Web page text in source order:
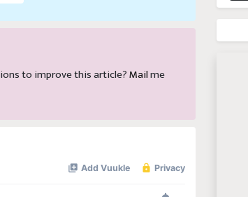
to improve this article?Mail